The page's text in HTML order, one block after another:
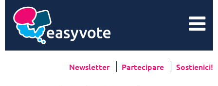
Newsletter Partecipare Sostienici!